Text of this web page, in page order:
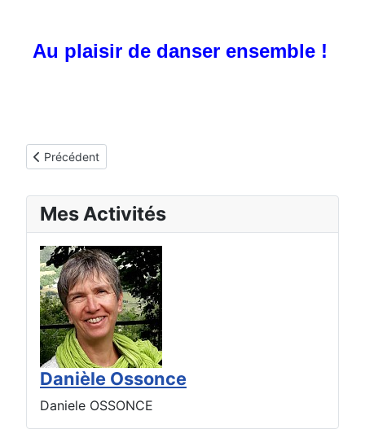
Au plaisir de danser ensemble !
Article précédent : Séances de Biodanza à Tours le
Précédent
Mes Activités
Danièle Ossonce
Daniele OSSONCE